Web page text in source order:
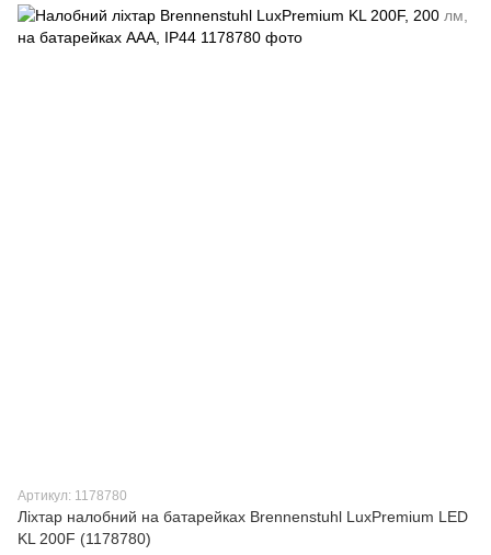
Артикул: 1178780
Ліхтар налобний на батарейках Brennenstuhl LuxPremium LED
KL 200F (1178780)